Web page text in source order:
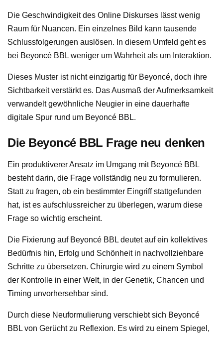
Die Geschwindigkeit des Online Diskurses lässt wenig
Raum für Nuancen. Ein einzelnes Bild kann tausende
Schlussfolgerungen auslösen. In diesem Umfeld geht es
bei Beyoncé BBL weniger um Wahrheit als um Interaktion.
Dieses Muster ist nicht einzigartig für Beyoncé, doch ihre
Sichtbarkeit verstärkt es. Das Ausmaß der Aufmerksamkeit
verwandelt gewöhnliche Neugier in eine dauerhafte
digitale Spur rund um Beyoncé BBL.
Die Beyoncé BBL Frage neu denken
Ein produktiverer Ansatz im Umgang mit Beyoncé BBL
besteht darin, die Frage vollständig neu zu formulieren.
Statt zu fragen, ob ein bestimmter Eingriff stattgefunden
hat, ist es aufschlussreicher zu überlegen, warum diese
Frage so wichtig erscheint.
Die Fixierung auf Beyoncé BBL deutet auf ein kollektives
Bedürfnis hin, Erfolg und Schönheit in nachvollziehbare
Schritte zu übersetzen. Chirurgie wird zu einem Symbol
der Kontrolle in einer Welt, in der Genetik, Chancen und
Timing unvorhersehbar sind.
Durch diese Neuformulierung verschiebt sich Beyoncé
BBL von Gerücht zu Reflexion. Es wird zu einem Spiegel,